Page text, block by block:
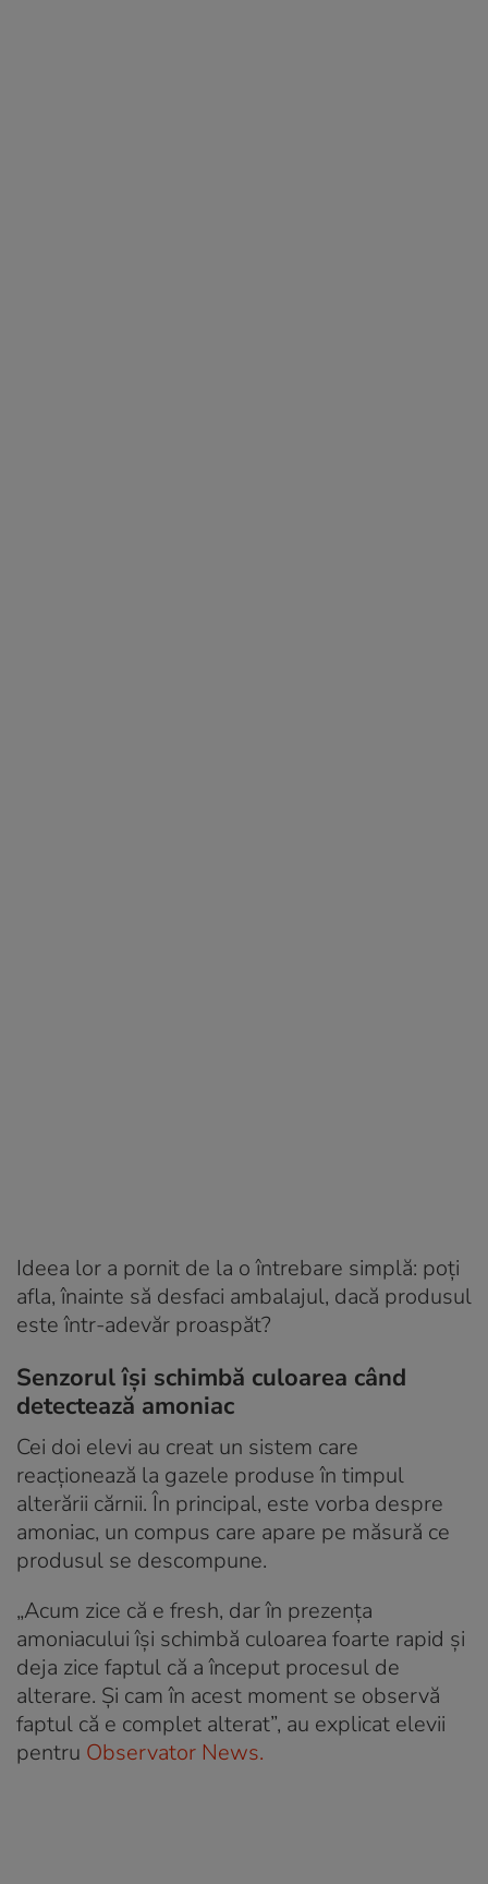
Ideea lor a pornit de la o întrebare simplă: poți
afla, înainte să desfaci ambalajul, dacă produsul
este într-adevăr proaspăt?
Senzorul își schimbă culoarea când
detectează amoniac
Cei doi elevi au creat un sistem care
reacționează la gazele produse în timpul
alterării cărnii. În principal, este vorba despre
amoniac, un compus care apare pe măsură ce
produsul se descompune.
„Acum zice că e fresh, dar în prezenţa
amoniacului îşi schimbă culoarea foarte rapid şi
deja zice faptul că a început procesul de
alterare. Şi cam în acest moment se observă
faptul că e complet alterat”, au explicat elevii
pentru Observator News.